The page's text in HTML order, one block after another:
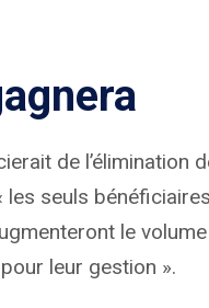
de l’élimination
les seuls
le
leur gestion ».